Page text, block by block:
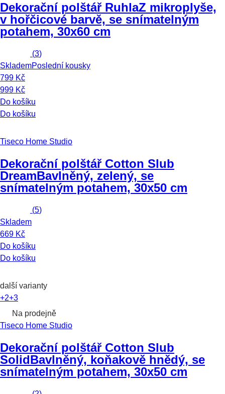
Dekorační polštář RuhlaZ mikroplyše,
v hořčicové barvě, se snímatelným
potahem, 30x60 cm
(3)
SklademPoslední kousky
799 Kč
999 Kč
Do košíku
Do košíku
Tiseco Home Studio
Dekorační polštář Cotton Slub
DreamBavlněný, zelený, se
snímatelným potahem, 30x50 cm
(5)
Skladem
669 Kč
Do košíku
Do košíku
další varianty
+2+3
Na prodejně
Tiseco Home Studio
Dekorační polštář Cotton Slub
SolidBavlněný, koňakově hnědý, se
snímatelným potahem, 30x50 cm